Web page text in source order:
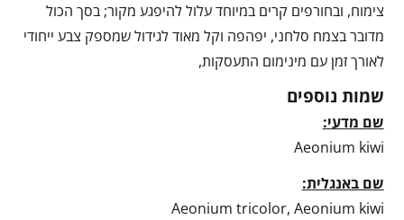
צימוח, ובחורפים קרים במיוחד עלול להיפגע מקור; בסך הכול
מדובר בצמח סלחני, יפהפה וקל מאוד לגידול שמספק צבע ייחודי
לאורך זמן עם מינימום התעסקות,
שמות נוספים
שם מדעי:
Aeonium kiwi
שם באנגלית:
Aeonium tricolor, Aeonium kiwi